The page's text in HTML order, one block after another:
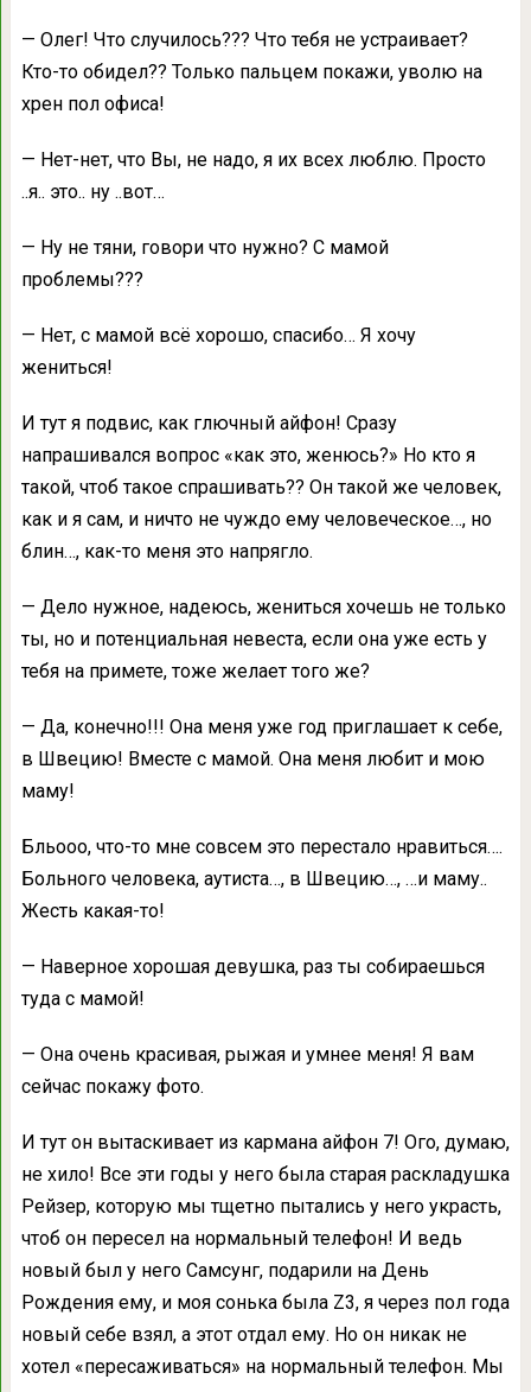
— Олег! Что случилось??? Что тебя не устраивает?
Кто-то обидел?? Только пальцем покажи, уволю на
хрен пол офиса!
— Нет-нет, что Вы, не надо, я их всех люблю. Просто
..я.. это.. ну ..вот…
— Ну не тяни, говори что нужно? С мамой
проблемы???
— Нет, с мамой всё хорошо, спасибо… Я хочу
жениться!
И тут я подвис, как глючный айфон! Сразу
напрашивался вопрос «как это, женюсь?» Но кто я
такой, чтоб такое спрашивать?? Он такой же человек,
как и я сам, и ничто не чуждо ему человеческое…, но
блин…, как-то меня это напрягло.
— Дело нужное, надеюсь, жениться хочешь не только
ты, но и потенциальная невеста, если она уже есть у
тебя на примете, тоже желает того же?
— Да, конечно!!! Она меня уже год приглашает к себе,
в Швецию! Вместе с мамой. Она меня любит и мою
маму!
Бльооо, что-то мне совсем это перестало нравиться….
Больного человека, аутиста…, в Швецию…, …и маму..
Жесть какая-то!
— Наверное хорошая девушка, раз ты собираешься
туда с мамой!
— Она очень красивая, рыжая и умнее меня! Я вам
сейчас покажу фото.
И тут он вытаскивает из кармана айфон 7! Ого, думаю,
не хило! Все эти годы у него была старая раскладушка
Рейзер, которую мы тщетно пытались у него украсть,
чтоб он пересел на нормальный телефон! И ведь
новый был у него Самсунг, подарили на День
Рождения ему, и моя сонька была Z3, я через пол года
новый себе взял, а этот отдал ему. Но он никак не
хотел «пересаживаться» на нормальный телефон. Мы